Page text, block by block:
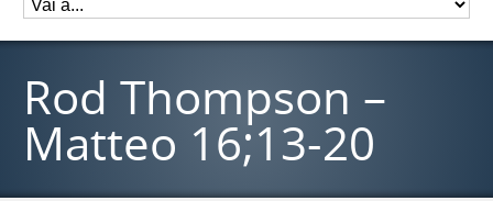
Rod Thompson –
Matteo 16;13-20